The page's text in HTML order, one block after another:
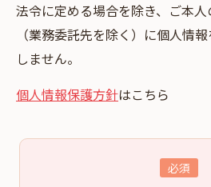
法令に定める場合を除き、ご本
（業務委託先を除く）に個⼈情
しません。
個人情報保護方針はこちら